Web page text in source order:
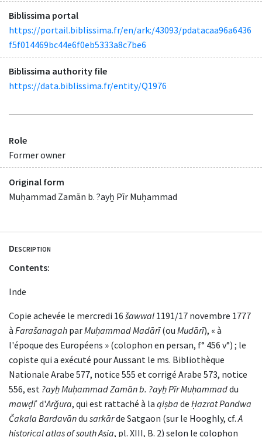
Biblissima portal
https://portail.biblissima.fr/en/ark:/43093/pdatacaa96a6436
f5f014469bc44e6f0eb5333a8c7be6
Biblissima authority file
https://data.biblissima.fr/entity/Q1976
Role
Former owner
Original form
Muḥammad Zamān b. ?ayẖ Pīr Muḥammad
Description
Contents:
Inde
Copie achevée le mercredi 16 šawwal 1191/17 novembre 1777
à Farašanagah parMuḥammad Madārī(ou Mudārī), « à
l'époque des Européens » (colophon en persan, f° 456 v°) ; le
copiste qui a exécuté pour Aussant le ms. Bibliothèque
Nationale Arabe 577, notice 555 et corrigé Arabe 573, notice
556, est ?ayẖ Muḥammad Zamān b. ?ayẖ Pīr Muḥammaddu
mawḍiʿ d'Arğura, qui est rattaché à la qiṣba de Ḥazrat Pandwa
Čakala Bardavāndu sarkārde Satgaon (sur le Hooghly, cf. A
historical atlas of south Asia, pl. XIII, B. 2) selon le colophon